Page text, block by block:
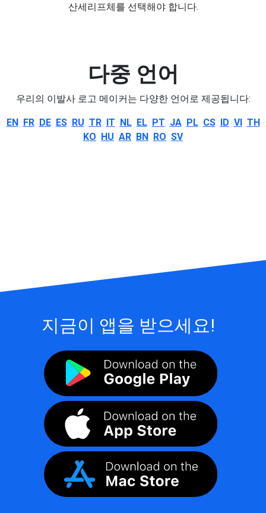
산세리프체를 선택해야 합니다.
다중 언어
우리의 이발사 로고 메이커는 다양한 언어로 제공됩니다:
EN FR DE ES RU TR IT NL EL PT JA PL CS ID VI TH
KO HU AR BN RO SV
지금이 앱을 받으세요!